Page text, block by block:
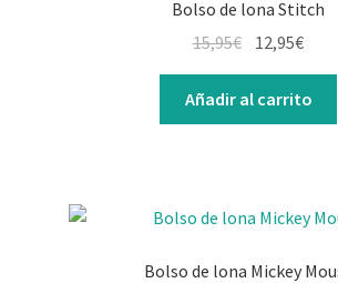
Bolso de lona Stitch
15,95€ El
precio
original
era:
12,95€El
es:
Añadir al carrito
Bolso de lona Mickey